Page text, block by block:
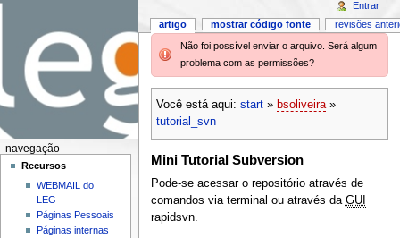
Não foi possível enviar o arquivo. Será algum
problema com as permissões?
Você está aqui: start» bsoliveira»
tutorial_svn
Mini Tutorial Subversion
Pode-se acessar o repositório através de
comandos via terminal ou através da GUI
rapidsvn.
artigo mostrar código fonte revisões
Entrar
navegação
Recursos
WEBMAIL do
LEG
Páginas Pessoais
Páginas internas